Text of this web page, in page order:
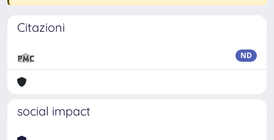
Citazioni
ND
social impact